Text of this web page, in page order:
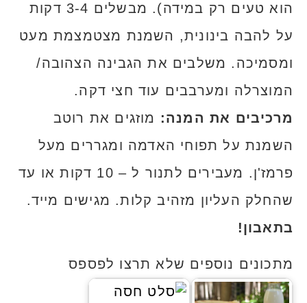
הוא טעים רק במידה). מבשלים 3-4 דקות
על להבה בינונית, השמנת מצטמצמת מעט
ומסמיכה. משלבים את הגבינה הצהובה/
המוצרלה ומערבבים עוד חצי דקה.
מרכיבים את המנה: מוזגים את רוטב
השמנת על תפוחי האדמה ומגררים מעל
פרמז'ן. מעבירים לתנור ל – 10 דקות או עד
שהחלק העליון מזהיב קלות. מגישים מייד.
בתאבון!
מתכונים נוספים שלא תרצו לפספס